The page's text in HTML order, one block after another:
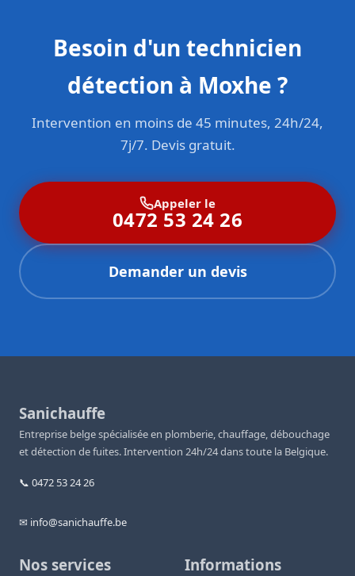
Besoin d'un technicien
détection à Moxhe ?
Intervention en moins de 45 minutes, 24h/24,
7j/7. Devis gratuit.
Appeler le
0472 53 24 26
Demander un devis
Sanichauffe
Entreprise belge spécialisée en plomberie, chauffage, débouchage
et détection de fuites. Intervention 24h/24 dans toute la Belgique.
📞 0472 53 24 26
✉ info@sanichauffe.be
Nos services Informations